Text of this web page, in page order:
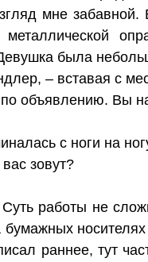
мне
металлической
была
– вставая с
объявлению. Вы
с ноги на
зовут?
работы не
бумажных
раннее, тут